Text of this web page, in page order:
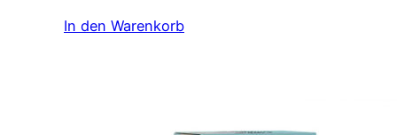
In den Warenkorb